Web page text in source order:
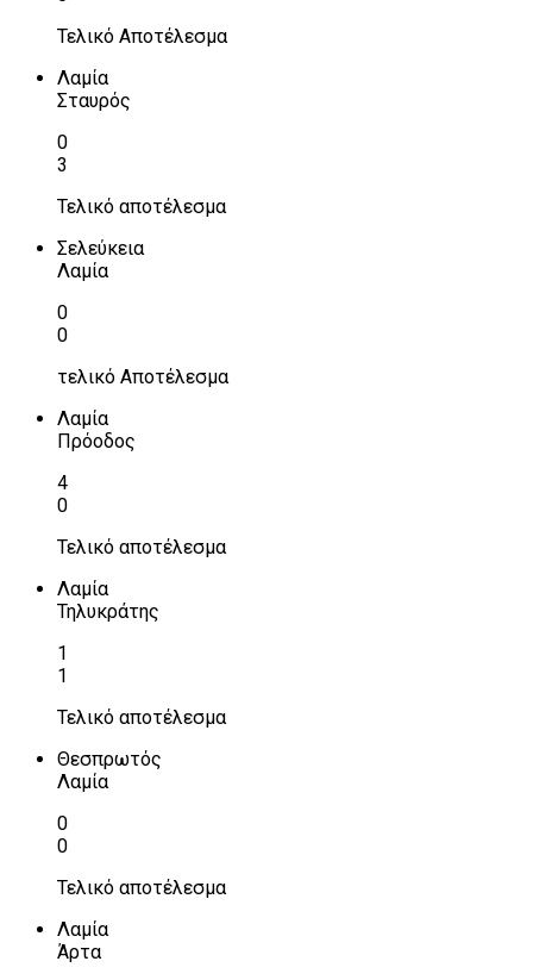
Τελικό Αποτέλεσμα
Λαμία
Σταυρός
0
3
Τελικό αποτέλεσμα
Σελεύκεια
Λαμία
0
0
τελικό Αποτέλεσμα
Λαμία
Πρόοδος
4
0
Τελικό αποτέλεσμα
Λαμία
Τηλυκράτης
1
1
Τελικό αποτέλεσμα
Θεσπρωτός
Λαμία
0
0
Τελικό αποτέλεσμα
Λαμία
Άρτα